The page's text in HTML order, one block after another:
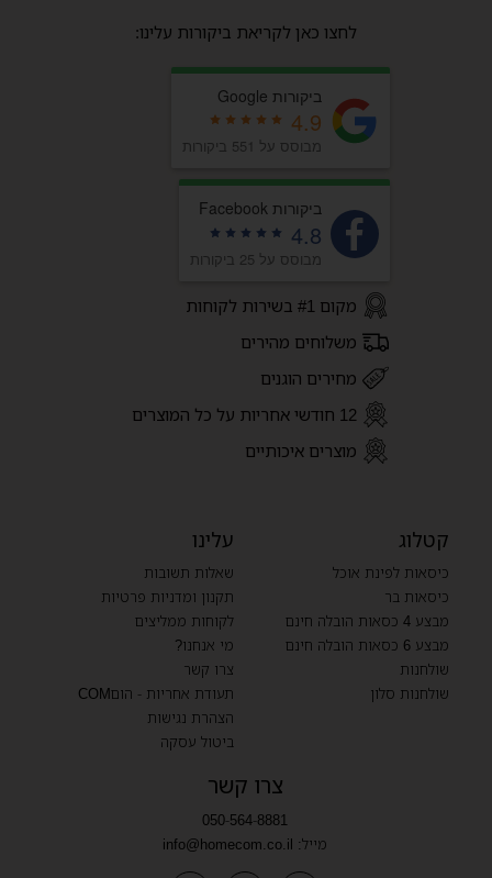
לחצו כאן לקריאת ביקורות עלינו:
ביקורות Google
4.9
מבוסס על 551 ביקורות
ביקורות Facebook
4.8
מבוסס על 25 ביקורות
מקום #1 בשירות לקוחות
משלוחים מהירים
מחירים הוגנים
12 חודשי אחריות על כל המוצרים
מוצרים איכותיים
קטלוג
כיסאות לפינת אוכל
כיסאות בר
מבצע 4 כסאות הובלה חינם
מבצע 6 כסאות הובלה חינם
שולחנות
שולחנות סלון
עלינו
שאלות תשובות
תקנון ומדניות פרטיות
לקוחות ממליצים
מי אנחנו?
צרו קשר
תעודת אחריות - הוםCOM
הצהרת נגישות
ביטול עסקה
צרו קשר
050-564-8881
מייל: info@homecom.co.il